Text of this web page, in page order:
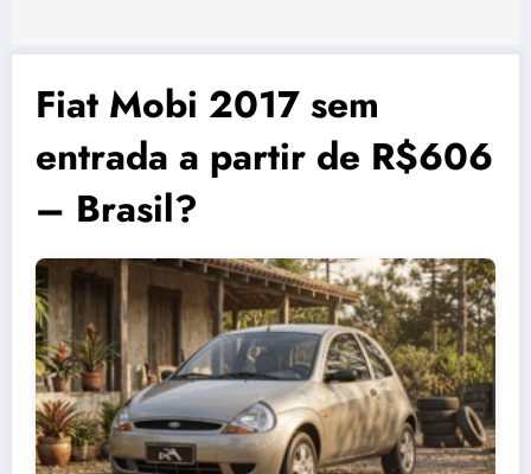
Fiat Mobi 2017 sem
entrada a partir de R$606
– Brasil?